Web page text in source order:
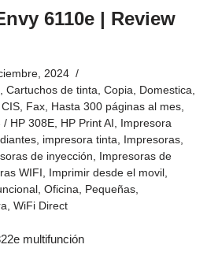
6110e | Review
2024
, Cartuchos de tinta, Copia, Domestica,
, Fax, Hasta 300 páginas al mes,
/ HP 308E, HP Print AI ,
Impresora
, impresora tinta, Impresoras,
de inyección,
Impresoras de
WIFI , Imprimir desde el movil ,
, Oficina, Pequeñas,
, WiFi Direct
multifunción